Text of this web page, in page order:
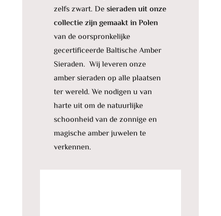
zelfs zwart. Desieraden uit onze
collectie zijn gemaakt in Polen
van de oorspronkelijke
gecertificeerde Baltische Amber
Sieraden. Wij leveren onze
amber sieraden op alle plaatsen
ter wereld. We nodigen u van
harte uit om de natuurlijke
schoonheid van de zonnige en
magische amber juwelen te
verkennen.